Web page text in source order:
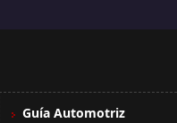
Guía Automotriz